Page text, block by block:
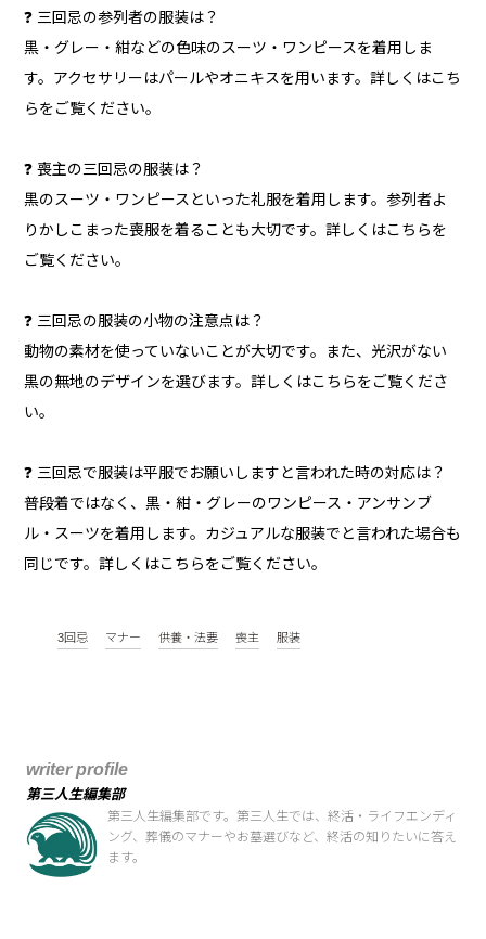
❓ 三回忌の参列者の服装は？
黒・グレー・紺などの色味のスーツ・ワンピースを着用しま
す。アクセサリーはパールやオニキスを用います。詳しくはこち
らをご覧ください。
❓ 喪主の三回忌の服装は？
黒のスーツ・ワンピースといった礼服を着用します。参列者よ
りかしこまった喪服を着ることも大切です。詳しくはこちらを
ご覧ください。
❓ 三回忌の服装の小物の注意点は？
動物の素材を使っていないことが大切です。また、光沢がない
黒の無地のデザインを選びます。詳しくはこちらをご覧くださ
い。
❓ 三回忌で服装は平服でお願いしますと言われた時の対応は？
普段着ではなく、黒・紺・グレーのワンピース・アンサンブ
ル・スーツを着用します。カジュアルな服装でと言われた場合も
同じです。詳しくはこちらをご覧ください。
3回忌 マナー 供養・法要 喪主 服装
writer profile
第三人生編集部
第三人生編集部です。第三人生では、終活・ライフエンディ
ング、葬儀のマナーやお墓選びなど、終活の知りたいに答え
ます。